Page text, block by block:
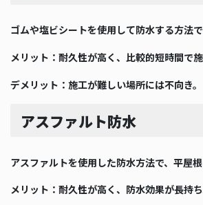
ゴムや塩ビシートを使用して防水する方法で
メリット：耐久性が高く、比較的短時間で施
デメリット：施工が難しい場所には不向き。
アスファルト防水
アスファルトを使用した防水方法で、平屋根
メリット：耐久性が高く、防水効果が長持ち